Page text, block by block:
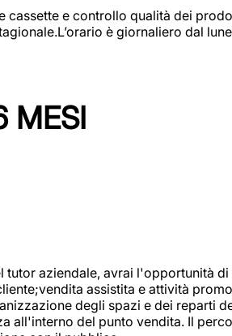
e controllo qualità dei
è giornaliero dal
MESI
aziendale, avrai l'opportunità
assistita e attività
degli spazi e dei reparti
del punto vendita. Il